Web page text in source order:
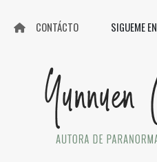
CONTÁCTO SIGUEME EN